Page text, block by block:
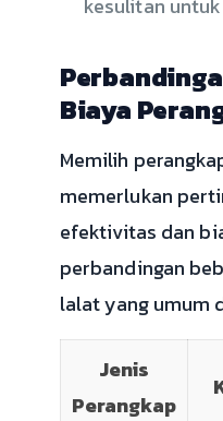
kesulitan
Biaya
Memilih
memerlukan
efektivitas dan
perbandingan
lalat yang umum
Jenis
Perangkap